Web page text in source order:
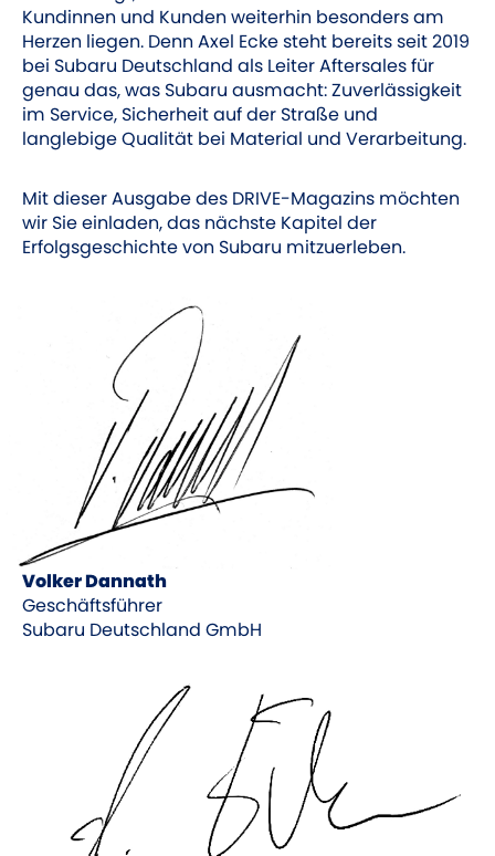
Kundinnen und Kunden weiterhin besonders am
Herzen liegen. Denn Axel Ecke steht bereits seit 2019
bei Subaru Deutschland als Leiter Aftersales für
genau das, was Subaru ausmacht: Zuverlässigkeit
im Service, Sicherheit auf der Straße und
langlebige Qualität bei Material und Verarbeitung.
Mit dieser Ausgabe des DRIVE-Magazins möchten
wir Sie einladen, das nächste Kapitel der
Erfolgsgeschichte von Subaru mitzuerleben.
Volker Dannath
Geschäftsführer
Subaru Deutschland GmbH